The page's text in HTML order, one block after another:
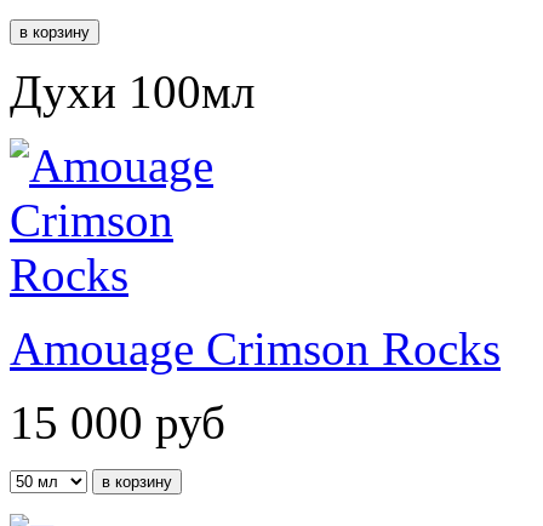
Духи 100мл
Amouage Crimson Rocks
15 000 руб